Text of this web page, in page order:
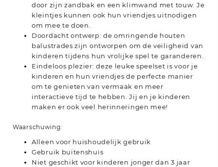
door zijn zandbak en een klimwand met touw. Je
kleintjes kunnen ook hun vriendjes uitnodigen
om mee te doen.
Doordacht ontwerp: de omringende houten
balustrades zijn ontworpen om de veiligheid van
kinderen tijdens hun vrolijke spel te garanderen.
Eindeloos plezier: deze leuke speelset is voor je
kinderen en hun vriendjes de perfecte manier
om te genieten van vermaak en meer
interactieve tijd te hebben. Jij en je kinderen
maken er ook veel herinneringen mee!
Waarschuwing:
Alleen voor huishoudelijk gebruik
Gebruik buitenshuis
Niet geschikt voor kinderen jonger dan 3 jaar